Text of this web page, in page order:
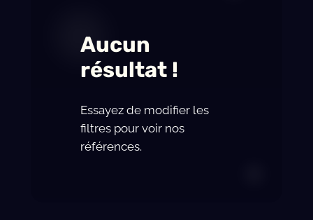
Aucun
résultat !
Essayez de modifier les
filtres pour voir nos
références.